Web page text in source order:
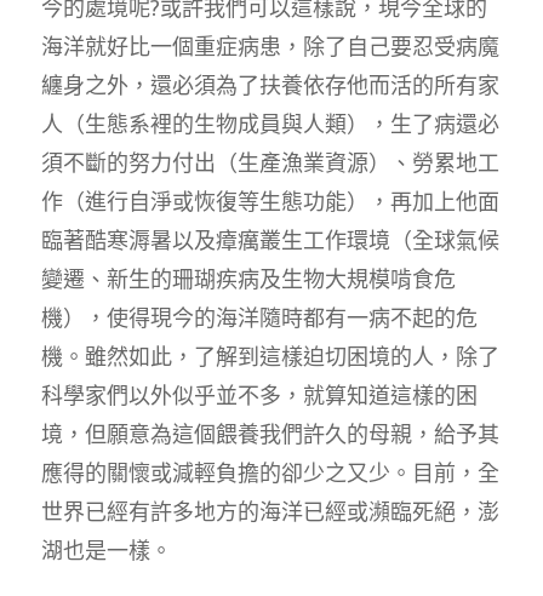
今的處境呢?或許我們可以這樣說，現今全球的
海洋就好比一個重症病患，除了自己要忍受病魔
纏身之外，還必須為了扶養依存他而活的所有家
人（生態系裡的生物成員與人類），生了病還必
須不斷的努力付出（生產漁業資源）、勞累地工
作（進行自淨或恢復等生態功能），再加上他面
臨著酷寒溽暑以及瘴癘叢生工作環境（全球氣候
變遷、新生的珊瑚疾病及生物大規模啃食危
機），使得現今的海洋隨時都有一病不起的危
機。雖然如此，了解到這樣迫切困境的人，除了
科學家們以外似乎並不多，就算知道這樣的困
境，但願意為這個餵養我們許久的母親，給予其
應得的關懷或減輕負擔的卻少之又少。目前，全
世界已經有許多地方的海洋已經或瀕臨死絕，澎
湖也是一樣。